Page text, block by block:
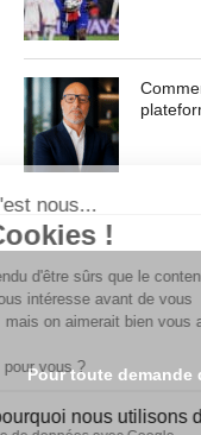
Contenu masqué de
facilisis, vulputate
sollicitudin turpis a
auctor. Aenean
Nullam vitae est a
magna scelerisque
odio, vitae accumsan
Pour toute